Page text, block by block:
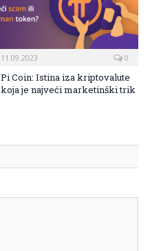
11.09.2023 0
Pi Coin: Istina iza kriptovalute
koja je najveći marketinški trik